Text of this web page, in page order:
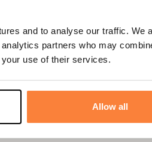
and to analyse our traffic. We
partners who may
use of their services.
Allow all